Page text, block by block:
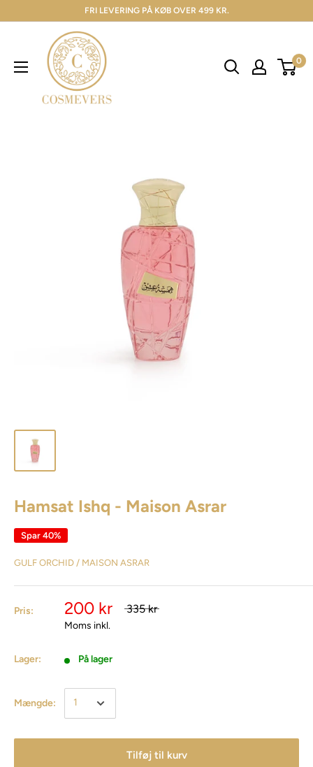
FRI LEVERING PÅ KØB OVER 499 KR.
0
Hamsat Ishq - Maison Asrar
Spar 40%
GULF ORCHID / MAISON ASRAR
Pris: 200 kr 335 kr
Moms inkl.
Lager: På lager
Mængde:
Tilføj til kurv